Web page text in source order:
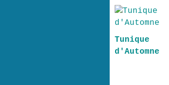
Tunique
d'Automne